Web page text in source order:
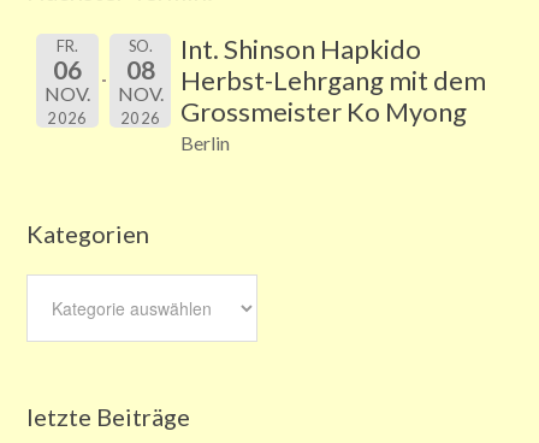
FR.
06
NOV.
2026
SO.
08
NOV.
2026
Int. Shinson Hapkido
Herbst-Lehrgang mit dem
Grossmeister Ko Myong
Berlin
Kategorien
letzte Beiträge